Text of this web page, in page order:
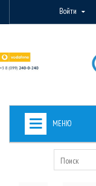
Войти
МЕНЮ